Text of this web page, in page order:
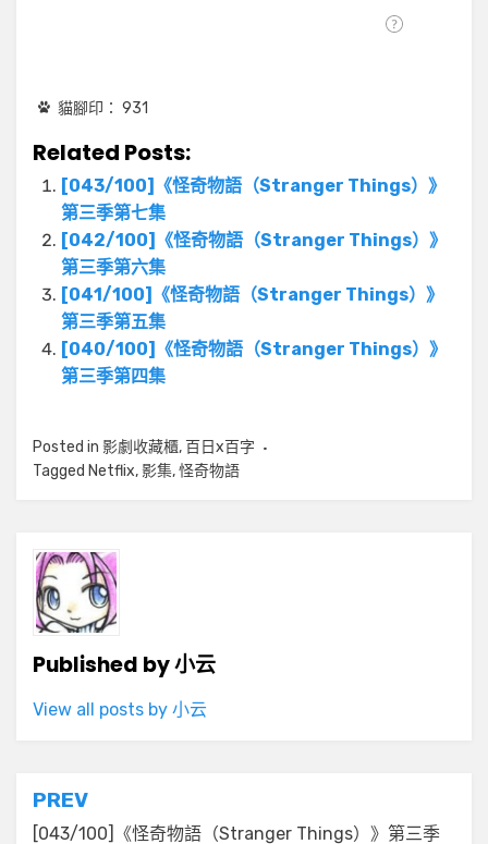
貓腳印： 931
Related Posts:
[043/100]《怪奇物語（Stranger Things）》
第三季第七集
[042/100]《怪奇物語（Stranger Things）》
第三季第六集
[041/100]《怪奇物語（Stranger Things）》
第三季第五集
[040/100]《怪奇物語（Stranger Things）》
第三季第四集
Posted in 影劇收藏櫃, 百日x百字
Tagged Netflix, 影集,怪奇物語
Published by小云
View all posts by 小云
文
PREV
[043/100]《怪奇物語（Stranger Things）》第三季